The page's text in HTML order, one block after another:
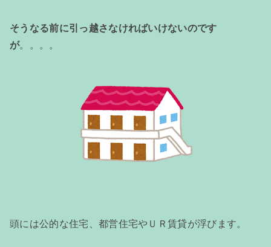
そうなる前に引っ越さなければいけないのです
が。。。。
頭には公的な住宅、都営住宅やＵＲ賃貸が浮びます。